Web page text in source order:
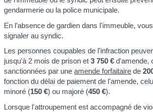
gendarmerie ou la police municipale.
En l'absence de gardien dans l'immeuble,
signaler au syndic.
Les personnes coupables de l'infraction
jusqu'à 2 mois de prison et3 750 € d'amende,
sanctionnées par uneamende forfaitaire de
fonction du délai de paiement de l'amende,
minoré (150 €) ou majoré (450 €).
Lorsque l'attroupement est accompagné de